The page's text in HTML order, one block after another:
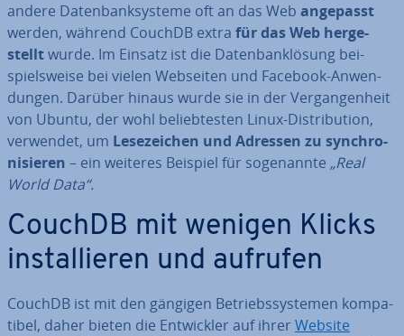
andere Da­ten­bank­sys­te­me oft an das Web angepasst
werden, während CouchDB extra für das Web her­ge­
stelltwurde. Im Einsatz ist die Da­ten­bank­lö­sung bei­
spiels­wei­se bei vielen Webseiten und Facebook-An­wen­
dun­gen. Darüber hinaus wurde sie in der Ver­gan­gen­heit
von Ubuntu, der wohl be­lieb­tes­ten Linux-Dis­tri­bu­ti­on,
verwendet, um Le­se­zei­chen und Adressen zu syn­chro­
ni­sie­ren – ein weiteres Beispiel für so­ge­nann­te „Real
World Data“.
CouchDB mit wenigen Klicks
in­stal­lie­ren und aufrufen
CouchDB ist mit den gängigen Be­triebs­sys­te­men kom­pa­
ti­bel, daher bieten die Ent­wick­ler auf ihrer Website